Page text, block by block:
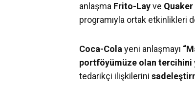
anlaşma Frito-Layve
programıyla ortak etkinlikleri
Coca-Colayeni anlaşmayı
portföyümüze olan tercihini
tedarikçi ilişkilerini